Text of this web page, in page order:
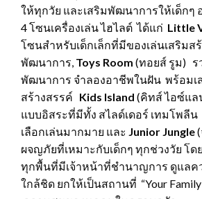
ให้ทุกวัย และเสริมพัฒนาการให้เด็กๆ
4 โซนเครื่องเล่น ไฮไลต์ ได้แก่ Little
โซนสำหรับเด็กเล็กที่มีของเล่นเสริมส
พัฒนาการ, Toys Room (ทอยส์ รูม) ร
พัฒนาการ จำลองอาชีพในฝัน พร้อมเ
สร้างสรรค์ Kids Island (คิทส์ ไอซ์แล
แบบอิสระที่มีทั้ง สไลด์เดอร์ เทมโพลี
เลือกเล่นมากมาย และ Junior Jungle
ผจญภัยที่เหมาะกับเด็กๆ ทุกช่วงวัย โด
ทุกพื้นที่มีเจ้าหน้าที่ชำนาญการ ดูแลค
ใกล้ชิด ยกให้เป็นสถานที่ “Your